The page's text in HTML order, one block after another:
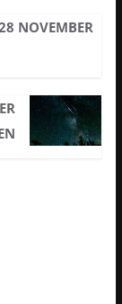
NOVEMBER